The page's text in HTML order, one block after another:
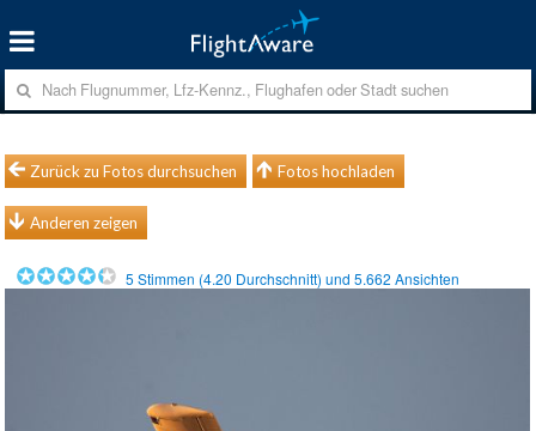
Zurück zu Fotos durchsuchen Fotos hochladen
Anderen zeigen
5 Stimmen (4.20 Durchschnitt) und5.662 Ansichten